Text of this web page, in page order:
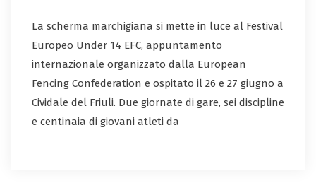
La scherma marchigiana si mette in luce al Festival
Europeo Under 14 EFC, appuntamento
internazionale organizzato dalla European
Fencing Confederation e ospitato il 26 e 27 giugno a
Cividale del Friuli. Due giornate di gare, sei discipline
e centinaia di giovani atleti da